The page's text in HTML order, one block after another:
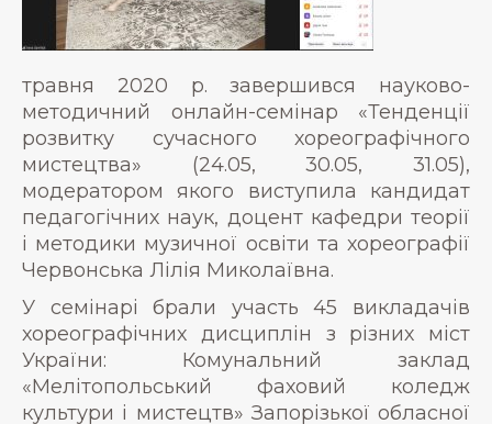
травня 2020 р. завершився науково-
методичний онлайн-семінар «Тенденції
розвитку сучасного хореографічного
мистецтва» (24.05, 30.05, 31.05),
модератором якого виступила кандидат
педагогічних наук, доцент кафедри теорії
і методики музичної освіти та хореографії
Червонська Лілія Миколаївна.
У семінарі брали участь 45 викладачів
хореографічних дисциплін з різних міст
України: Комунальний заклад
«Мелітопольський фаховий коледж
культури і мистецтв» Запорізької обласної